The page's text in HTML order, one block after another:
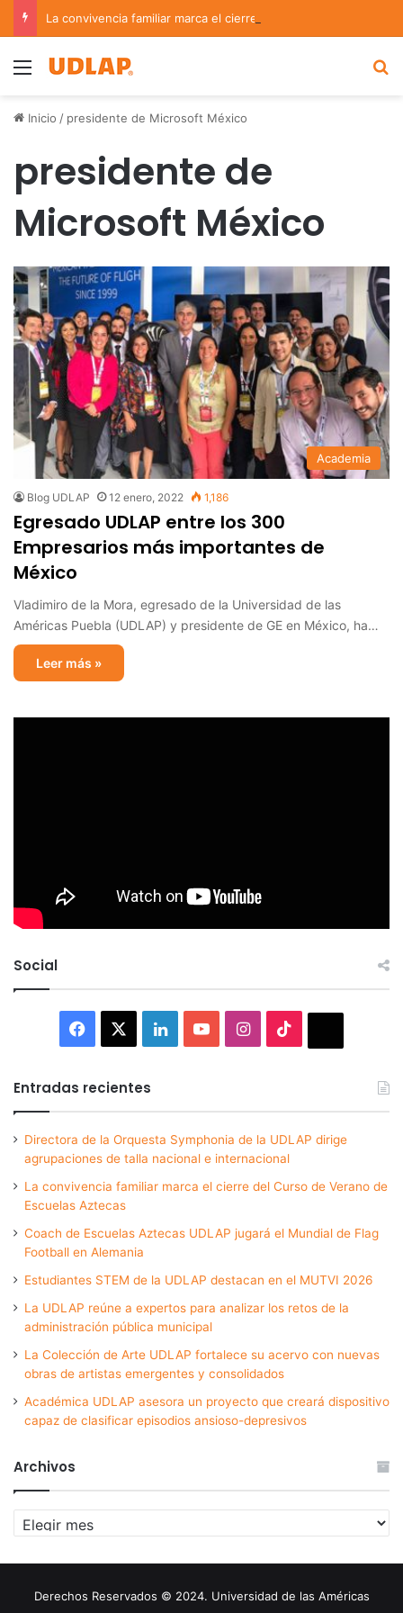
Menu
Inicio / presidente de Microsoft México
presidente de
Microsoft México
Academia
Blog UDLAP 12 enero, 2022 1,186
Egresado UDLAP entre los 300
Empresarios más importantes de
México
Vladimiro de la Mora, egresado de la Universidad de las
Américas Puebla (UDLAP) y presidente de GE en México, ha…
Leer más »
Social
Facebook LinkedInYouTubeInstagram
Entradas recientes
Directora de la Orquesta Symphonia de la UDLAP dirige
agrupaciones de talla nacional e internacional
La convivencia familiar marca el cierre del Curso de Verano de
Escuelas Aztecas
Coach de Escuelas Aztecas UDLAP jugará el Mundial de Flag
Football en Alemania
Estudiantes STEM de la UDLAP destacan en el MUTVI 2026
La UDLAP reúne a expertos para analizar los retos de la
administración pública municipal
La Colección de Arte UDLAP fortalece su acervo con nuevas
obras de artistas emergentes y consolidados
Académica UDLAP asesora un proyecto que creará dispositivo
capaz de clasificar episodios ansioso-depresivos
Archivos
Archivos
Derechos Reservados © 2024. Universidad de las Américas